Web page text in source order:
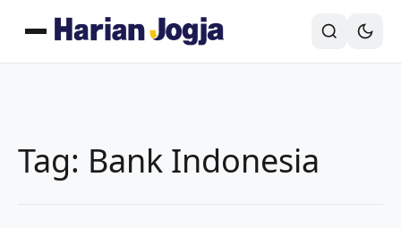
Tag: Bank Indonesia